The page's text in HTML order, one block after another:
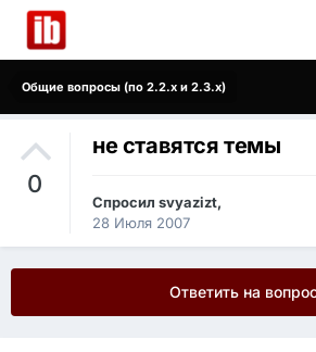
Общие вопросы (по 2.2.x и 2.3.x)
0
не ставятся темы
Спросил svyazizt,
28 Июля 2007
Ответить на